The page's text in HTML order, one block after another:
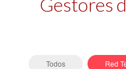
Todos Red